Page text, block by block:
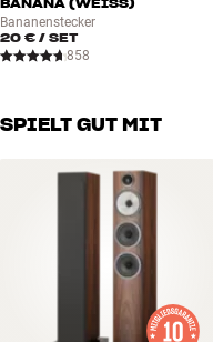
Bananenstecker
20 € / SET
858
SPIELT GUT MIT